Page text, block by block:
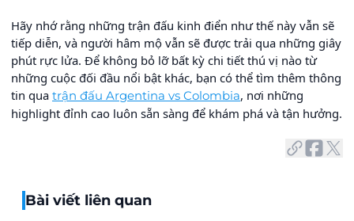
Hãy nhớ rằng những trận đấu kinh điển như thế này vẫn sẽ
tiếp diễn, và người hâm mộ vẫn sẽ được trải qua những giây
phút rực lửa. Để không bỏ lỡ bất kỳ chi tiết thú vị nào từ
những cuộc đối đầu nổi bật khác, bạn có thể tìm thêm thông
tin qua trận đấu Argentina vs Colombia, nơi những
highlight đỉnh cao luôn sẵn sàng để khám phá và tận hưởng.
Bài viết liên quan